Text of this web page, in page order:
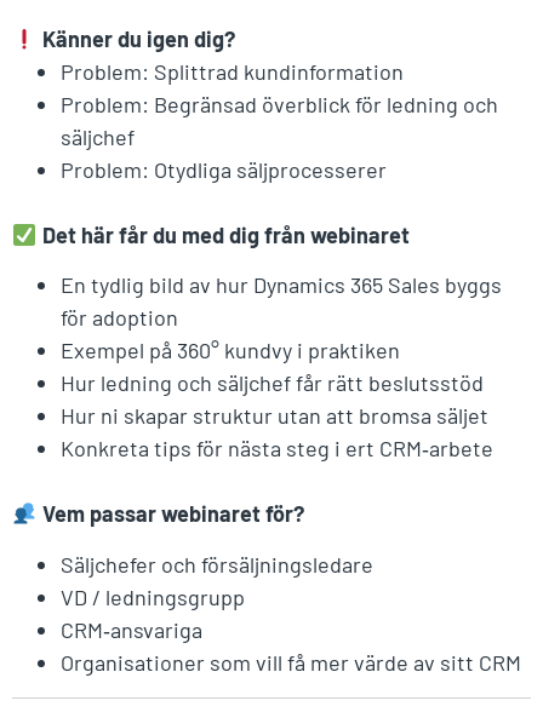
Känner du igen dig?
Problem: Splittrad kundinformation
Problem: Begränsad överblick för ledning och
säljchef
Problem: Otydliga säljprocesserer
Det här får du med dig från webinaret
En tydlig bild av hur Dynamics 365 Sales byggs
för adoption
Exempel på 360° kundvy i praktiken
Hur ledning och säljchef får rätt beslutsstöd
Hur ni skapar struktur utan att bromsa säljet
Konkreta tips för nästa steg i ert CRM‑arbete
Vem passar webinaret för?
Säljchefer och försäljningsledare
VD / ledningsgrupp
CRM‑ansvariga
Organisationer som vill få mer värde av sitt CRM